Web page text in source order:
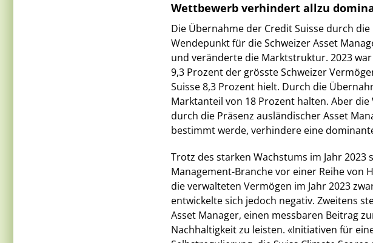
Wettbewerb verhindert allzu
Die Übernahme der Credit Suisse durch
Wendepunkt für die Schweizer Asset
und veränderte die Marktstruktur. 2023
9,3 Prozent der grösste Schweizer
Suisse 8,3 Prozent hielt. Durch die
Marktanteil von 18 Prozent halten. Aber
durch die Präsenz ausländischer Asset
bestimmt werde, verhindere eine
Trotz des starken Wachstums im Jahr 2023
Management-Branche vor einer Reihe von
die verwalteten Vermögen im Jahr 2023
entwickelte sich jedoch negativ. Zweitens
Asset Manager, einen messbaren Beitrag
Nachhaltigkeit zu leisten. «Initiativen für